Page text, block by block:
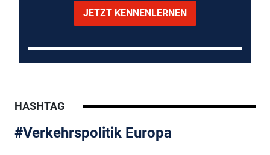
JETZT KENNENLERNEN
HASHTAG
#Verkehrspolitik Europa